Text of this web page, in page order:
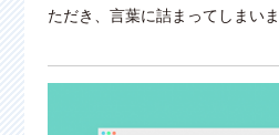
ただき、言葉に詰まってしまい